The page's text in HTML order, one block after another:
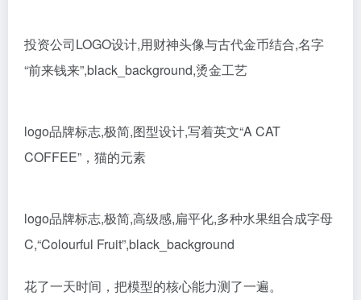
投资公司LOGO设计,用财神头像与古代金币结合,名字
“前来钱来”,black_background,烫金工艺
logo品牌标志,极简,图型设计,写着英文“A CAT
COFFEE”，猫的元素
logo品牌标志,极简,高级感,扁平化,多种水果组合成字母
C,“Colourful Fruit”,black_background
花了一天时间，把模型的核心能力测了一遍。